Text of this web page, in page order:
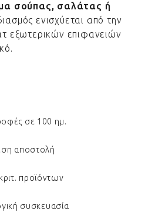
σούπας, σαλάτας ή
ενισχύεται από την
εξωτερικών επιφανειών
σε 100 ημ.
αποστολή
προϊόντων
συσκευασία